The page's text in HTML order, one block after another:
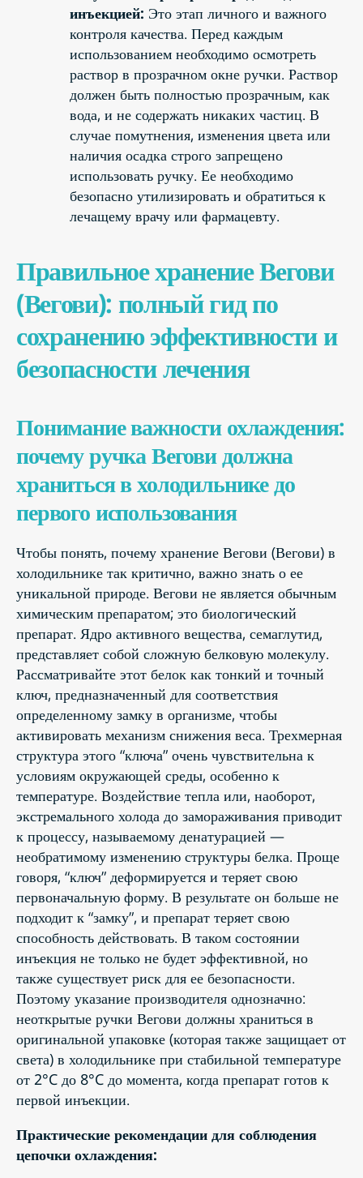
инъекцией: Это этап личного и важного
контроля качества. Перед каждым
использованием необходимо осмотреть
раствор в прозрачном окне ручки. Раствор
должен быть полностью прозрачным, как
вода, и не содержать никаких частиц. В
случае помутнения, изменения цвета или
наличия осадка строго запрещено
использовать ручку. Ее необходимо
безопасно утилизировать и обратиться к
лечащему врачу или фармацевту.
Правильное хранение Вегови
(Вегови): полный гид по
сохранению эффективности и
безопасности лечения
Понимание важности охлаждения:
почему ручка Вегови должна
храниться в холодильнике до
первого использования
Чтобы понять, почему хранение Вегови (Вегови) в
холодильнике так критично, важно знать о ее
уникальной природе. Вегови не является обычным
химическим препаратом; это биологический
препарат. Ядро активного вещества, семаглутид,
представляет собой сложную белковую молекулу.
Рассматривайте этот белок как тонкий и точный
ключ, предназначенный для соответствия
определенному замку в организме, чтобы
активировать механизм снижения веса. Трехмерная
структура этого “ключа” очень чувствительна к
условиям окружающей среды, особенно к
температуре. Воздействие тепла или, наоборот,
экстремального холода до замораживания приводит
к процессу, называемому денатурацией —
необратимому изменению структуры белка. Проще
говоря, “ключ” деформируется и теряет свою
первоначальную форму. В результате он больше не
подходит к “замку”, и препарат теряет свою
способность действовать. В таком состоянии
инъекция не только не будет эффективной, но
также существует риск для ее безопасности.
Поэтому указание производителя однозначно:
неоткрытые ручки Вегови должны храниться в
оригинальной упаковке (которая также защищает от
света) в холодильнике при стабильной температуре
от 2°C до 8°C до момента, когда препарат готов к
первой инъекции.
Практические рекомендации для соблюдения
цепочки охлаждения: